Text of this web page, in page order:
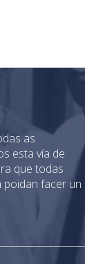
as
esta vía de
que todas
poidan facer un